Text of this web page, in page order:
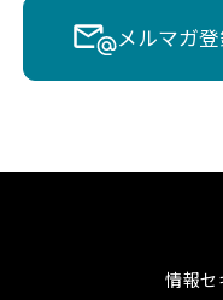
メルマガ
情報セ